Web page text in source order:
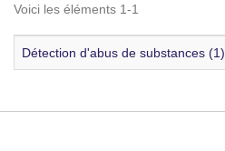
Voici les éléments 1-1
Détection d'abus de substances (1)